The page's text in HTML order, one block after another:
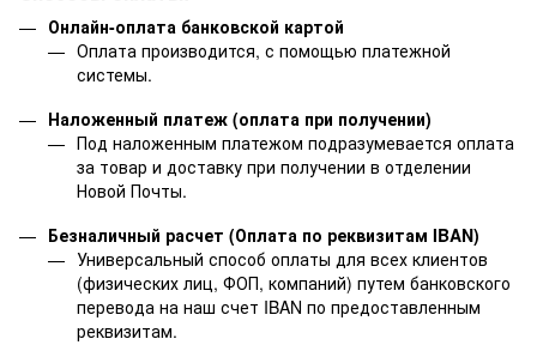
Онлайн-оплата банковской картой
Оплата производится, с помощью платежной
системы.
Наложенный платеж (оплата при получении)
Под наложенным платежом подразумевается оплата
за товар и доставку при получении в отделении
Новой Почты.
Безналичный расчет (Оплата по реквизитам IBAN)
Универсальный способ оплаты для всех клиентов
(физических лиц, ФОП, компаний) путем банковского
перевода на наш счет IBAN по предоставленным
реквизитам.